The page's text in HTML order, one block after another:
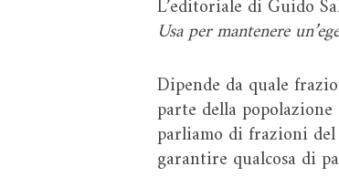
L’editoriale di Guido
Usa per mantenere
Dipende da quale
parte della
parliamo di frazioni del
garantire qualcosa di